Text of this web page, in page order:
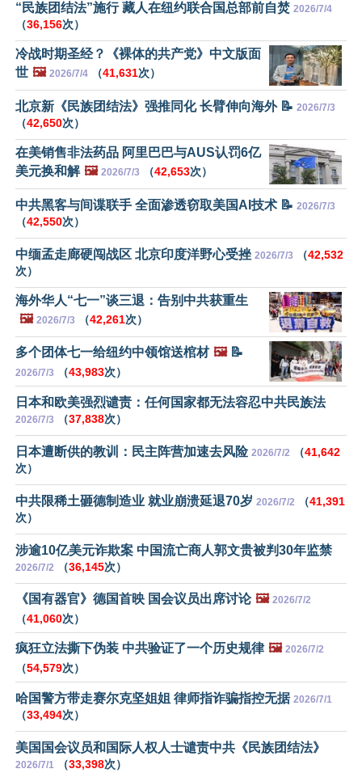
“民族团结法”施行 藏人在纽约联合国总部前自焚 2026/7/4
（36,156次）
冷战时期圣经？《裸体的共产党》中文版面
世 🖼️ 2026/7/4 （41,631次）
北京新《民族团结法》强推同化 长臂伸向海外 📝 2026/7/3
（42,650次）
在美销售非法药品 阿里巴巴与AUS认罚6亿
美元换和解 🖼️ 2026/7/3 （42,653次）
中共黑客与间谍联手 全面渗透窃取美国AI技术 📝 2026/7/3
（42,550次）
中缅孟走廊硬闯战区 北京印度洋野心受挫 2026/7/3 （42,532
次）
海外华人“七一”谈三退：告别中共获重生
🖼️ 2026/7/3 （42,261次）
多个团体七一给纽约中领馆送棺材 🖼️📝
2026/7/3 （43,983次）
日本和欧美强烈谴责：任何国家都无法容忍中共民族法
2026/7/3 （37,838次）
日本遭断供的教训：民主阵营加速去风险 2026/7/2 （41,642
次）
中共限稀土砸德制造业 就业崩溃延退70岁 2026/7/2 （41,391
次）
涉逾10亿美元诈欺案 中国流亡商人郭文贵被判30年监禁
2026/7/2 （36,145次）
《国有器官》德国首映 国会议员出席讨论 🖼️ 2026/7/2
（41,060次）
疯狂立法撕下伪装 中共验证了一个历史规律 🖼️ 2026/7/2
（54,579次）
哈国警方带走赛尔克坚姐姐 律师指诈骗指控无据 2026/7/1
（33,494次）
美国国会议员和国际人权人士谴责中共《民族团结法》
2026/7/1 （33,398次）